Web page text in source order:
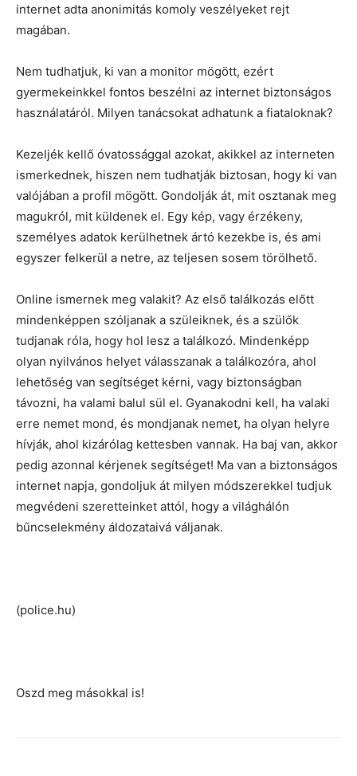
internet adta anonimitás komoly veszélyeket rejt
magában.
Nem tudhatjuk, ki van a monitor mögött, ezért
gyermekeinkkel fontos beszélni az internet biztonságos
használatáról. Milyen tanácsokat adhatunk a fiataloknak?
Kezeljék kellő óvatossággal azokat, akikkel az interneten
ismerkednek, hiszen nem tudhatják biztosan, hogy ki van
valójában a profil mögött. Gondolják át, mit osztanak meg
magukról, mit küldenek el. Egy kép, vagy érzékeny,
személyes adatok kerülhetnek ártó kezekbe is, és ami
egyszer felkerül a netre, az teljesen sosem törölhető.
Online ismernek meg valakit? Az első találkozás előtt
mindenképpen szóljanak a szüleiknek, és a szülők
tudjanak róla, hogy hol lesz a találkozó. Mindenképp
olyan nyilvános helyet válasszanak a találkozóra, ahol
lehetőség van segítséget kérni, vagy biztonságban
távozni, ha valami balul sül el. Gyanakodni kell, ha valaki
erre nemet mond, és mondjanak nemet, ha olyan helyre
hívják, ahol kizárólag kettesben vannak. Ha baj van, akkor
pedig azonnal kérjenek segítséget! Ma van a biztonságos
internet napja, gondoljuk át milyen módszerekkel tudjuk
megvédeni szeretteinket attól, hogy a világhálón
bűncselekmény áldozataivá váljanak.
(police.hu)
Oszd meg másokkal is!